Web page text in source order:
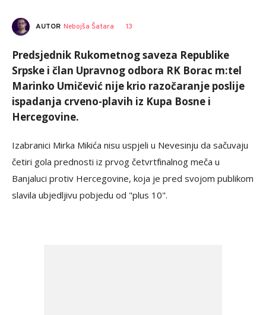
AUTOR Nebojša Šatara 13
Predsjednik Rukometnog saveza Republike
Srpske i član Upravnog odbora RK Borac m:tel
Marinko Umičević nije krio razočaranje poslije
ispadanja crveno-plavih iz Kupa Bosne i
Hercegovine.
Izabranici Mirka Mikića nisu uspjeli u Nevesinju da sačuvaju
četiri gola prednosti iz prvog četvrtfinalnog meča u
Banjaluci protiv Hercegovine, koja je pred svojom publikom
slavila ubjedljivu pobjedu od "plus 10".